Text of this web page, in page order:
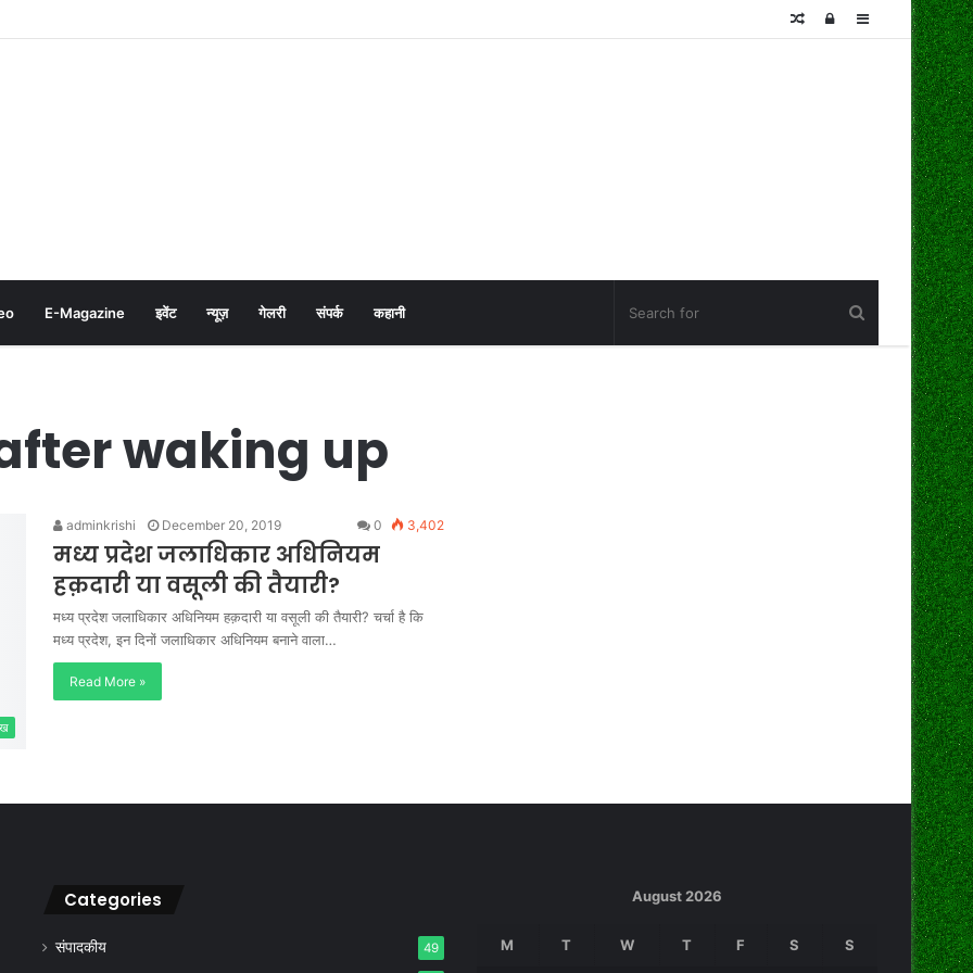
Sidebar
Log
Random
E-Magazine इवेंट न्यूज़ गेलरी संपर्क कहानी
waking up
adminkrishi December 20, 2019 0 3,402
मध्य प्रदेश जलाधिकार अधिनियम
हक़दारी या वसूली की तैयारी?
मध्य प्रदेश जलाधिकार अधिनियम हक़दारी या वसूली की तैयारी? चर्चा है कि
मध्य प्रदेश, इन दिनों जलाधिकार अधिनियम बनाने वाला…
Read More »
Categories
संपादकीय 49
August 2026
M T W T F S S